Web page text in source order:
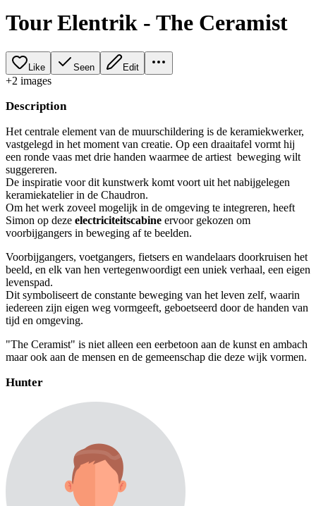
Tour Elentrik - The Ceramist
Like Seen Edit
+2 images
Description
Het centrale element van de muurschildering is de keramiekwerker,
vastgelegd in het moment van creatie. Op een draaitafel vormt hij
een ronde vaas met drie handen waarmee de artiest beweging wilt
suggereren.
De inspiratie voor dit kunstwerk komt voort uit het nabijgelegen
keramiekatelier in de Chaudron.
Om het werk zoveel mogelijk in de omgeving te integreren, heeft
Simon op deze electriciteitscabine ervoor gekozen om
voorbijgangers in beweging af te beelden.
Voorbijgangers, voetgangers, fietsers en wandelaars doorkruisen het
beeld, en elk van hen vertegenwoordigt een uniek verhaal, een eigen
levenspad.
Dit symboliseert de constante beweging van het leven zelf, waarin
iedereen zijn eigen weg vormgeeft, geboetseerd door de handen van
tijd en omgeving.
"The Ceramist" is niet alleen een eerbetoon aan de kunst en ambach
maar ook aan de mensen en de gemeenschap die deze wijk vormen.
Hunter